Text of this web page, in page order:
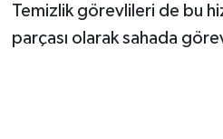
Temizlik görevlileri de bu
parçası olarak sahada